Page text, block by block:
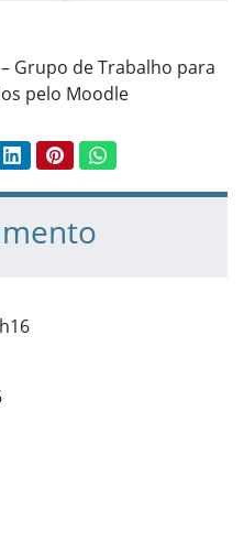
– Grupo de Trabalho para
pelo Moodle
LinkedInPinterestWhatsApp